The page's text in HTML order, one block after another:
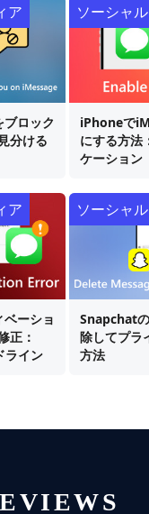
ロック
分ける
ア
iPhoneで
にする方法
ケーション
ソーシャ
ーショ
正：
ライン
ア
Snapchat
除してプラ
方法
ソーシャ